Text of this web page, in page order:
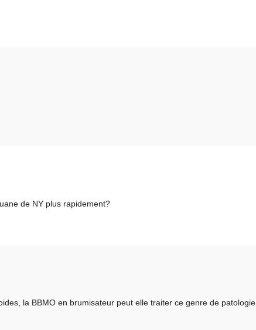
de NY plus rapidement?
la BBMO en brumisateur peut elle traiter ce genre de patologie